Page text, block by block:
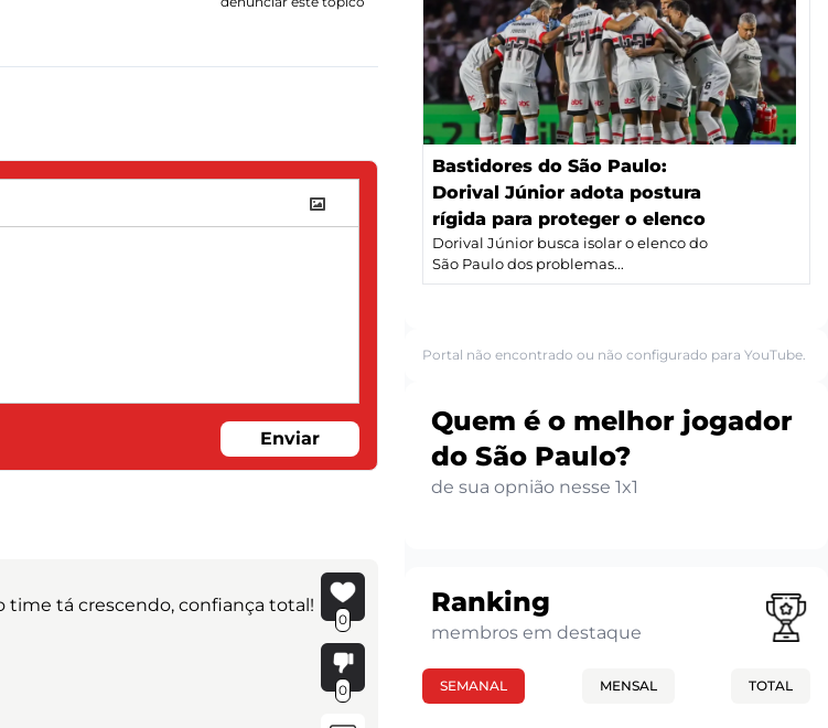
Enviar
time tá crescendo, confiança total!
0
0
Bastidores do São Paulo:
Dorival Júnior adota postura
rígida para proteger o elenco
Dorival Júnior busca isolar o elenco do
São Paulo dos problemas...
Portal não encontrado ou não configurado para YouTube.
Quem é o melhor jogador
do São Paulo?
de sua opnião nesse 1x1
Ranking
membros em destaque
SEMANAL MENSAL TOTAL